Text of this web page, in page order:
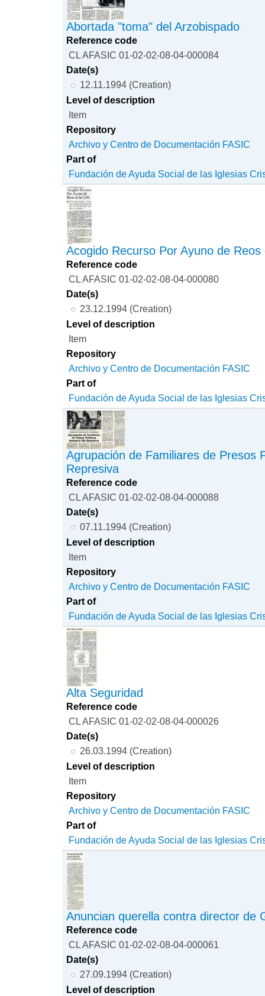
Abortada "toma" del Arzobispado
Reference code
CL AFASIC 01-02-02-08-04-000084
Date(s)
12.11.1994 (Creation)
Level of description
Item
Repository
Archivo y Centro de Documentación FASIC
Part of
Fundación de Ayuda Social de las Iglesias
Acogido Recurso Por Ayuno de Reos
Reference code
CL AFASIC 01-02-02-08-04-000080
Date(s)
23.12.1994 (Creation)
Level of description
Item
Repository
Archivo y Centro de Documentación FASIC
Part of
Fundación de Ayuda Social de las Iglesias
Agrupación de Familiares de Presos
Represiva
Reference code
CL AFASIC 01-02-02-08-04-000088
Date(s)
07.11.1994 (Creation)
Level of description
Item
Repository
Archivo y Centro de Documentación FASIC
Part of
Fundación de Ayuda Social de las Iglesias
Alta Seguridad
Reference code
CL AFASIC 01-02-02-08-04-000026
Date(s)
26.03.1994 (Creation)
Level of description
Item
Repository
Archivo y Centro de Documentación FASIC
Part of
Fundación de Ayuda Social de las Iglesias
Anuncian querella contra director de
Reference code
CL AFASIC 01-02-02-08-04-000061
Date(s)
27.09.1994 (Creation)
Level of description